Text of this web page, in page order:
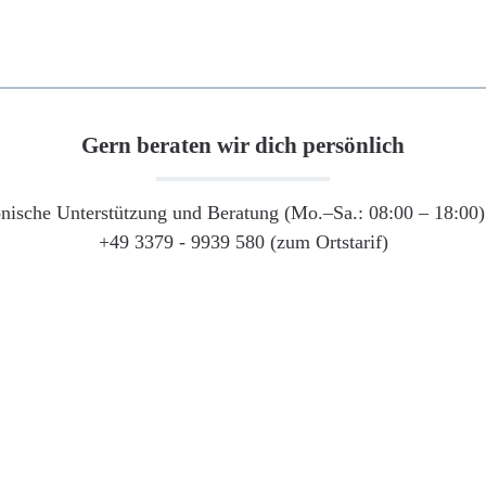
Gern beraten wir dich persönlich
Unterstützung und Beratung (Mo.–Sa.: 08:00 –
+49 3379 - 9939 580 (zum Ortstarif)